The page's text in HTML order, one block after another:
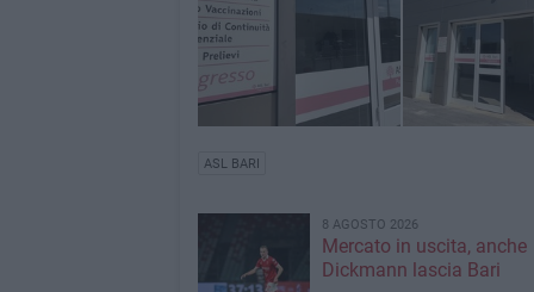
ASL BARI
8 AGOSTO 2026
Mercato in uscita, anche
Dickmann lascia Bari